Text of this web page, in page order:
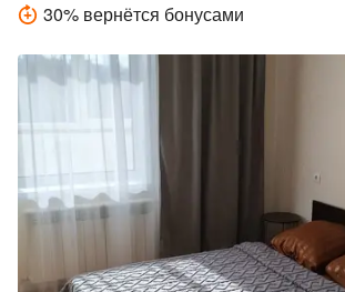
30% вернётся бонусами